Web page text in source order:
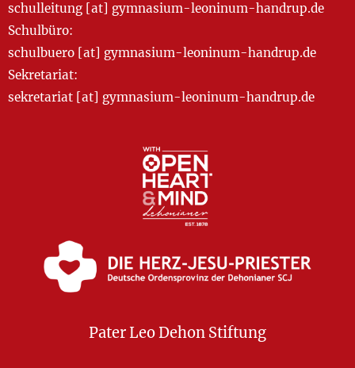
schulleitung [at] gymnasium-leoninum-handrup.de
Schulbüro:
schulbuero [at] gymnasium-leoninum-handrup.de
Sekretariat:
sekretariat [at] gymnasium-leoninum-handrup.de
Pater Leo Dehon Stiftung